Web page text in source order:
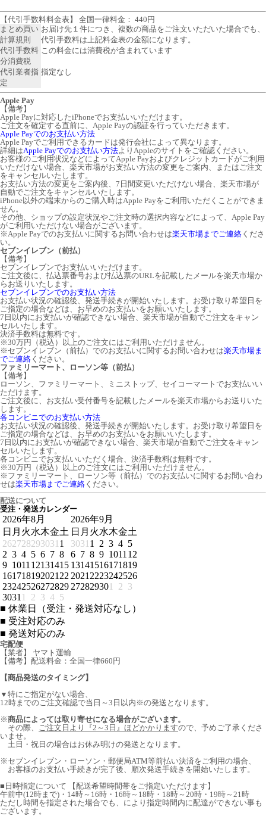
【代引手数料料金表】 全国一律料金： 440円
まとめ買い
計算規則
お届け先１件につき、複数の商品をご注文いただいた場合でも、
代引手数料は上記料金表の金額になります。
代引手数料
分消費税
この料金には消費税が含まれています
代引業者指
定
指定なし
Apple Pay
【備考】
Apple Payに対応したiPhoneでお支払いいただけます。
ご注文を確定する直前に、Apple Payの認証を行っていただきます。
Apple Payでのお支払い方法
Apple Payでご利用できるカードは発行会社によって異なります。
詳細はApple Payでのお支払い方法よりAppleのサイトをご確認ください。
お客様のご利用状況などによってApple Payおよびクレジットカードがご利用
いただけない場合、楽天市場がお支払い方法の変更をご案内、またはご注文
をキャンセルいたします。
お支払い方法の変更をご案内後、7日間変更いただけない場合、楽天市場が
自動でご注文をキャンセルいたします。
iPhone以外の端末からのご購入時はApple Payをご利用いただくことができま
せん。
その他、ショップの設定状況やご注文時の選択内容などによって、Apple Pay
がご利用いただけない場合がございます。
※Apple Payでのお支払いに関するお問い合わせは楽天市場までご連絡 くださ
い。
セブンイレブン（前払）
【備考】
セブンイレブンでお支払いいただけます。
ご注文後に、払込票番号および払込票のURLを記載したメールを楽天市場か
らお送りいたします。
セブンイレブンでのお支払い方法
お支払い状況の確認後、発送手続きが開始いたします。お受け取り希望日を
ご指定の場合などは、お早めのお支払いをお願いいたします。
7日以内にお支払いが確認できない場合、楽天市場が自動でご注文をキャン
セルいたします。
決済手数料は無料です。
※30万円（税込）以上のご注文にはご利用いただけません。
※セブンイレブン（前払）でのお支払いに関するお問い合わせは楽天市場ま
でご連絡 ください。
ファミリーマート、ローソン等（前払）
【備考】
ローソン、ファミリーマート、ミニストップ、セイコーマートでお支払いい
ただけます。
ご注文後に、お支払い受付番号を記載したメールを楽天市場からお送りいた
します。
各コンビニでのお支払い方法
お支払い状況の確認後、発送手続きが開始いたします。お受け取り希望日を
ご指定の場合などは、お早めのお支払いをお願いいたします。
7日以内にお支払いが確認できない場合、楽天市場が自動でご注文をキャン
セルいたします。
各コンビニでお支払いいただく場合、決済手数料は無料です。
※30万円（税込）以上のご注文にはご利用いただけません。
※ファミリーマート、ローソン等（前払）でのお支払いに関するお問い合わ
せは楽天市場までご連絡 ください。
配送について
受注・発送カレンダー
2026年8月
日 月 火水木金土
262728293031 1
2 3 4 5 6 7 8
9 1011 12131415
161718192021 22
23242526272829
3031 1 2 3 4 5
2026年9月
日 月 火水木金土
3031 1 2 3 4 5
6 7 8 9 1011 12
13141516171819
2021 2223242526
272829301 2 3
■ 休業日（受注・発送対応なし）
■ 受注対応のみ
■ 発送対応のみ
宅配便
【業者】 ヤマト運輸
【備考】配送料金：全国一律660円
【商品発送のタイミング】
▼特にご指定がない場合、
12時までのご注文確認で当日～3日以内※の発送となります。
※商品によっては取り寄せになる場合がございます。
その際、 ご注文日より『2～3日』ほどかかりますので、予めご了承くださ
いませ。
土日・祝日の場合はお休み明けの発送となります。
※セブンイレブン・ローソン・郵便局ATM等前払い決済をご利用の場合、
お客様のお支払い手続きが完了後、順次発送手続きを開始いたします。
■日時指定について 【配送希望時間帯をご指定いただけます】
午前中(12時まで)・14時～16時・16時～18時・18時～20時・19時～21時
ただし時間を指定された場合でも、により指定時間内に配達ができない事も
ございます。